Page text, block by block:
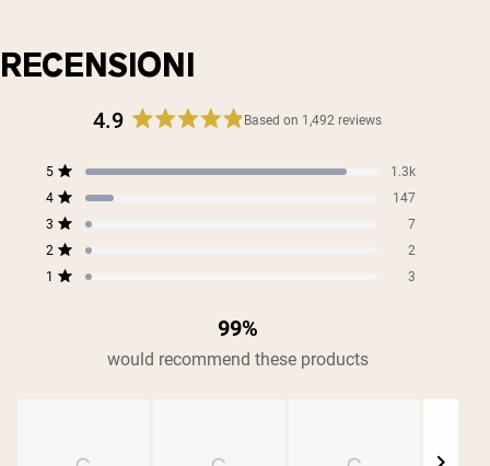
RECENSIONI
4.9
out
Based on 1,492 reviews
5 1.3k
Total
5
star
reviews:
1.3k
4 147
Total
4
star
reviews:
147
3 7
Total
3
star
reviews:
7
2 2
Total
2
star
reviews:
2
1 3
Total
1
star
reviews:
3
99%
would recommend these products